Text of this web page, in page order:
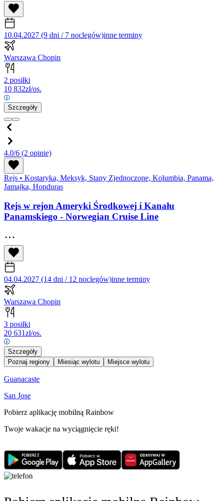
10.04.2027 (9 dni / 7 noclegów)inne terminy
Warszawa Chopin
2 posiłki
10 832zł/os.
Szczegóły
4.0/6 (2 opinie)
Rejs • Kostaryka, Meksyk, Stany Zjednoczone, Kolumbia, Panama,
Jamajka, Honduras
Rejs w rejon Ameryki Środkowej i Kanału
Panamskiego - Norwegian Cruise Line
04.04.2027 (14 dni / 12 noclegów)inne terminy
Warszawa Chopin
3 posiłki
20 631zł/os.
Szczegóły
Poznaj regiony
Miesiąc wylotu Miejsce wylotu
Guanacaste
San Jose
Pobierz aplikację mobilną Rainbow
Twoje wakacje na wyciągnięcie ręki!